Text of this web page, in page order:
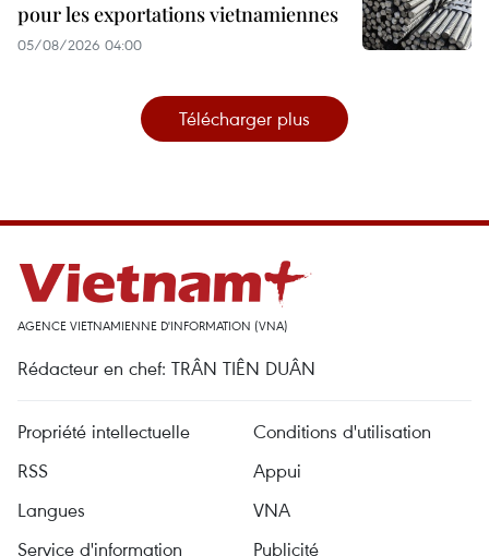
pour les exportations vietnamiennes
05/08/2026 04:00
Télécharger plus
AGENCE VIETNAMIENNE D'INFORMATION (VNA)
Rédacteur en chef: TRÂN TIÊN DUÂN
Propriété intellectuelle
Conditions d'utilisation
RSS
Appui
Langues
VNA
Service d'information
Publicité